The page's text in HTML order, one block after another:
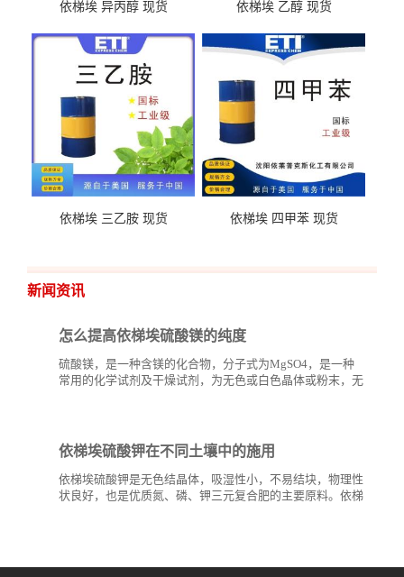
依梯埃 异丙醇 现货 依梯埃 乙醇 现货
依梯埃 三乙胺 现货 依梯埃 四甲苯 现货
新闻资讯
怎么提高依梯埃硫酸镁的纯度
硫酸镁，是一种含镁的化合物，分子式为MgSO4，是一种
常用的化学试剂及干燥试剂，为无色或白色晶体或粉末，无
依梯埃硫酸钾在不同土壤中的施用
依梯埃硫酸钾是无色结晶体，吸湿性小，不易结块，物理性
状良好，也是优质氮、磷、钾三元复合肥的主要原料。依梯